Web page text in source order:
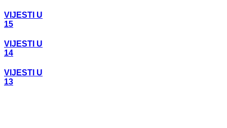
VIJESTI U
15
VIJESTI U
14
VIJESTI U
13